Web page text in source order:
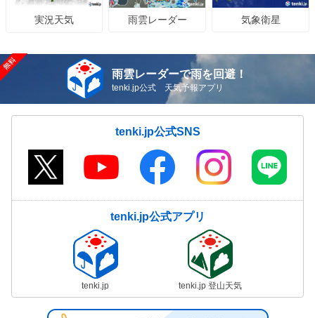
実況天気 雨雲レーダー 気象衛星
雨雲レーダーで雨を回避！
tenki.jp公式 天気予報アプリ
tenki.jp公式SNS
tenki.jp公式アプリ
tenki.jp tenki.jp 登山天気